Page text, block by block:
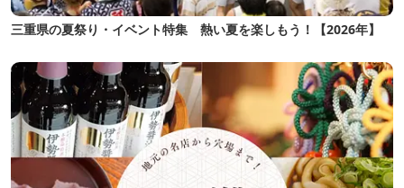
三重県の夏祭り・イベント特集 熱い夏を楽しもう！【2026年】